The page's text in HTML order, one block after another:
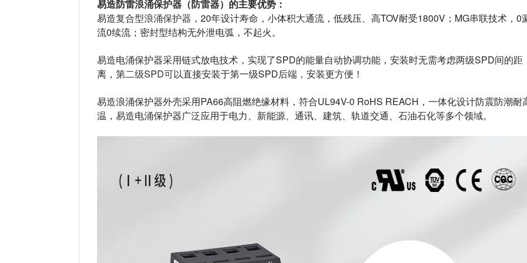
易造防雷浪涌保护器 （防雷器） 的主要优势 ：
易造复合型浪涌保护器 ，20年设计寿命，小体积大通流，低残压、高TOV耐受1800V；MG串联技术，0
流0续流；密封型结构无外泄电弧，不起火。
易造电涌保护器采用链式放电技术，实现了SPD的能量自动协调功能，安装时无需考虑两级SPD间的距
离，第二级SPD可以直接安装于第一级SPD后端，安装更方便！
易造浪涌保护器外壳采用PA66高阻燃绝缘材料，符合UL94V-0 RoHS REACH，一体化设计防震防潮耐
温，易造电涌保护器广泛应用于电力、新能源、通讯、建筑、轨道交通、石油石化等多个领域。